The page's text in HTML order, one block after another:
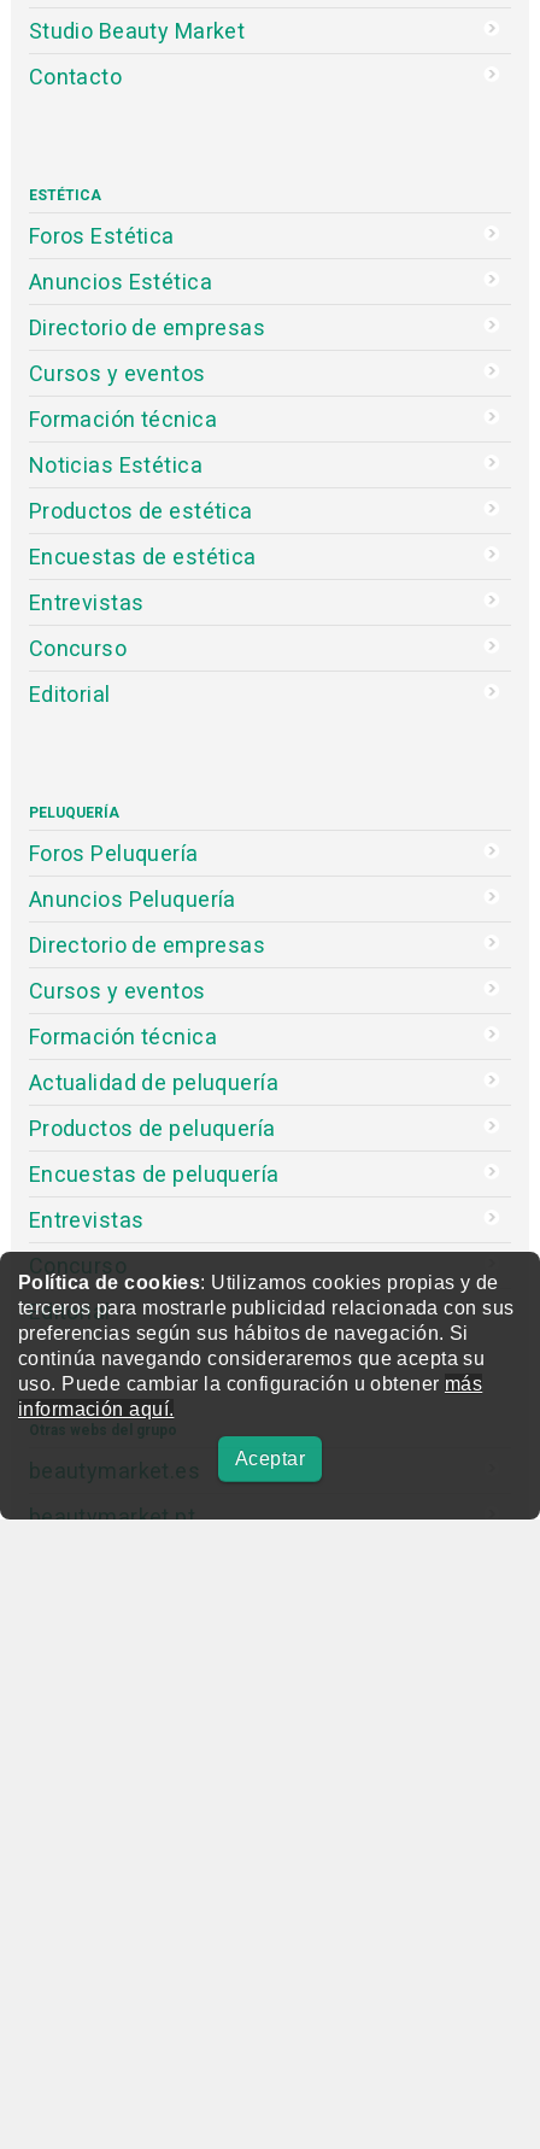
Política de cookies: Utilizamos cookies propias y de
terceros para mostrarle publicidad relacionada con sus
preferencias según sus hábitos de navegación. Si
continúa navegando consideraremos que acepta su
uso. Puede cambiar la configuración u obtener más
información aquí.
Aceptar
Studio Beauty Market
Contacto
ESTÉTICA
Foros Estética
Anuncios Estética
Directorio de empresas
Cursos y eventos
Formación técnica
Noticias Estética
Productos de estética
Encuestas de estética
Entrevistas
Concurso
Editorial
PELUQUERÍA
Foros Peluquería
Anuncios Peluquería
Directorio de empresas
Cursos y eventos
Formación técnica
Actualidad de peluquería
Productos de peluquería
Encuestas de peluquería
Entrevistas
Concurso
Editorial
Otras webs del grupo
beautymarket.es
beautymarket.pt